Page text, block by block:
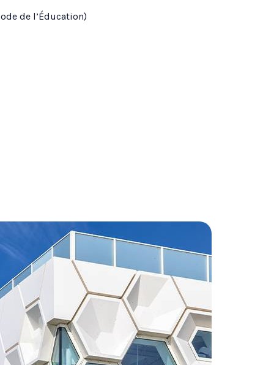
de l’Éducation)